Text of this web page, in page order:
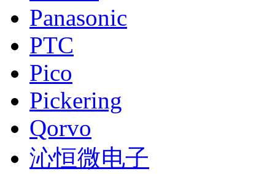
Panasonic
PTC
Pico
Pickering
Qorvo
沁恒微电子